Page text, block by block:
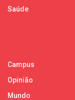
Saúde
Campus
Opinião
Mundo